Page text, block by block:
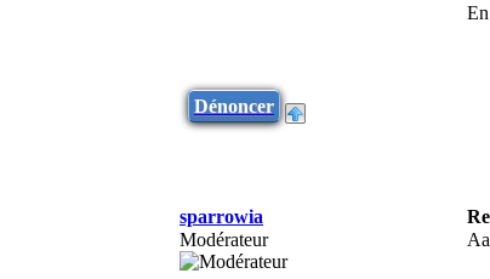
Dénoncer
sparrowia
Modérateur